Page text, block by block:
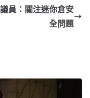
員：關注迷你倉安
全問題